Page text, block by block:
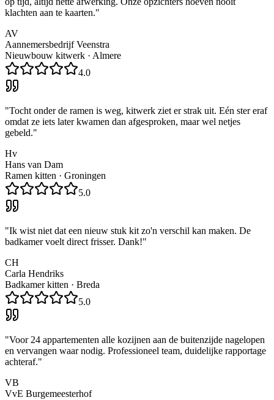
klachten aan te kaarten."
AV
Aannemersbedrijf Veenstra
Nieuwbouw kitwerk · Almere
4.0
"Tocht onder de ramen is weg, kitwerk ziet er strak uit. Eén ster eraf
omdat ze iets later kwamen dan afgesproken, maar wel netjes
gebeld."
Hv
Hans van Dam
Ramen kitten · Groningen
5.0
"Ik wist niet dat een nieuw stuk kit zo'n verschil kan maken. De
badkamer voelt direct frisser. Dank!"
CH
Carla Hendriks
Badkamer kitten · Breda
5.0
"Voor 24 appartementen alle kozijnen aan de buitenzijde nagelopen
en vervangen waar nodig. Professioneel team, duidelijke rapportage
achteraf."
VB
VvE Burgemeesterhof